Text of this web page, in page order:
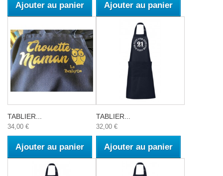
Ajouter au panier Ajouter au panier
TABLIER...
34,00 €
Ajouter au panier
TABLIER...
32,00 €
Ajouter au panier